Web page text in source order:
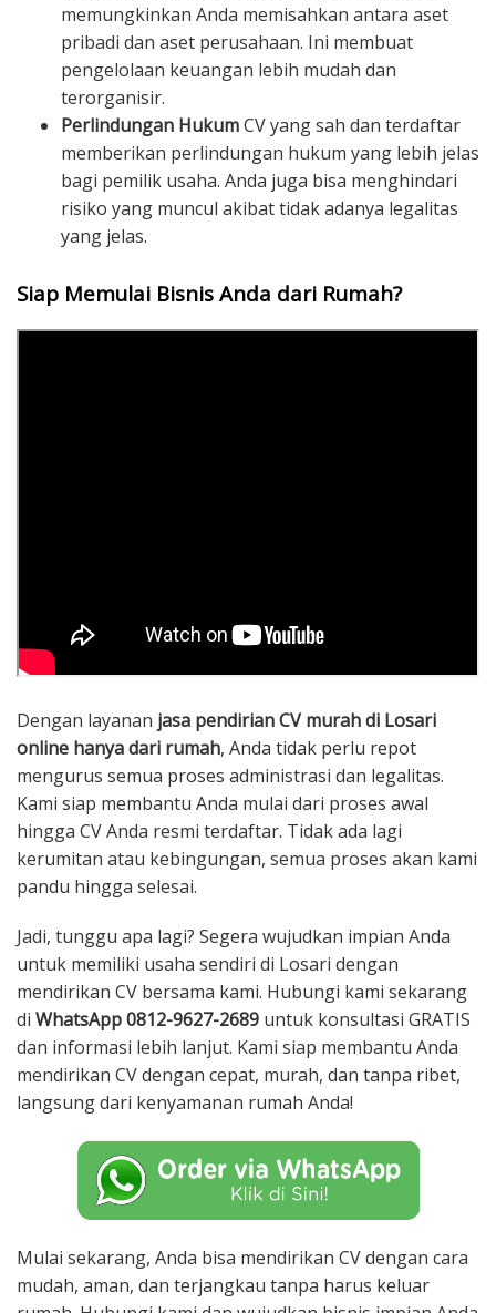
memungkinkan Anda memisahkan antara aset
pribadi dan aset perusahaan. Ini membuat
pengelolaan keuangan lebih mudah dan
terorganisir.
Perlindungan HukumCV yang sah dan terdaftar
memberikan perlindungan hukum yang lebih jelas
bagi pemilik usaha. Anda juga bisa menghindari
risiko yang muncul akibat tidak adanya legalitas
yang jelas.
Siap Memulai Bisnis Anda dari Rumah?
Dengan layanan jasa pendirian CV murah di Losari
online hanya dari rumah, Anda tidak perlu repot
mengurus semua proses administrasi dan legalitas.
Kami siap membantu Anda mulai dari proses awal
hingga CV Anda resmi terdaftar. Tidak ada lagi
kerumitan atau kebingungan, semua proses akan kami
pandu hingga selesai.
Jadi, tunggu apa lagi? Segera wujudkan impian Anda
untuk memiliki usaha sendiri di Losari dengan
mendirikan CV bersama kami. Hubungi kami sekarang
di WhatsApp 0812-9627-2689 untuk konsultasi GRATIS
dan informasi lebih lanjut. Kami siap membantu Anda
mendirikan CV dengan cepat, murah, dan tanpa ribet,
langsung dari kenyamanan rumah Anda!
Mulai sekarang, Anda bisa mendirikan CV dengan cara
mudah, aman, dan terjangkau tanpa harus keluar